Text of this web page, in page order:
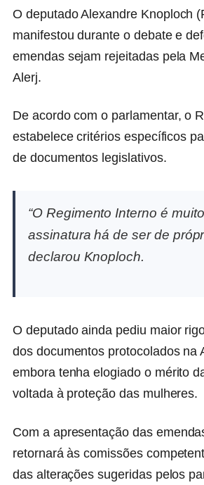
O deputado Alexandre Knoploch
manifestou durante o debate e
emendas sejam rejeitadas pela
Alerj.
De acordo com o parlamentar, o
estabelece critérios específicos
de documentos legislativos.
“O Regimento Interno é
assinatura há de ser de
declarou Knoploch.
O deputado ainda pediu maior
dos documentos protocolados na
embora tenha elogiado o mérito
voltada à proteção das mulheres.
Com a apresentação das
retornará às comissões
das alterações sugeridas pelos